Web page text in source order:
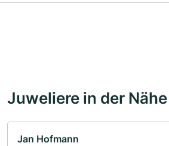
Juweliere in der Nähe
Jan Hofmann